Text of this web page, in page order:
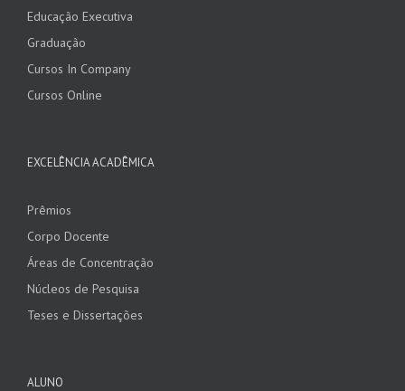
Educação Executiva
Graduação
Cursos In Company
Cursos Online
EXCELÊNCIA ACADÊMICA
Prêmios
Corpo Docente
Áreas de Concentração
Núcleos de Pesquisa
Teses e Dissertações
ALUNO